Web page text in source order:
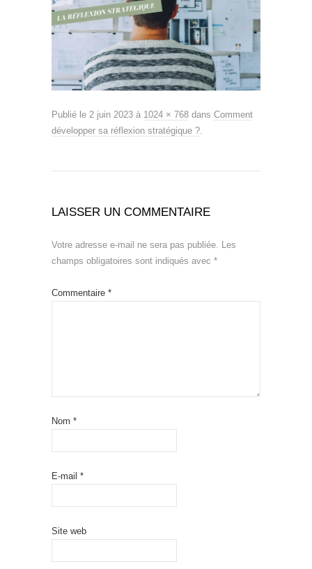
Publié le 2 juin 2023 à 1024 × 768 dans Comment
développer sa réflexion stratégique ?.
LAISSER UN COMMENTAIRE
Votre adresse e-mail ne sera pas publiée. Les
champs obligatoires sont indiqués avec *
Commentaire *
Nom *
E-mail *
Site web